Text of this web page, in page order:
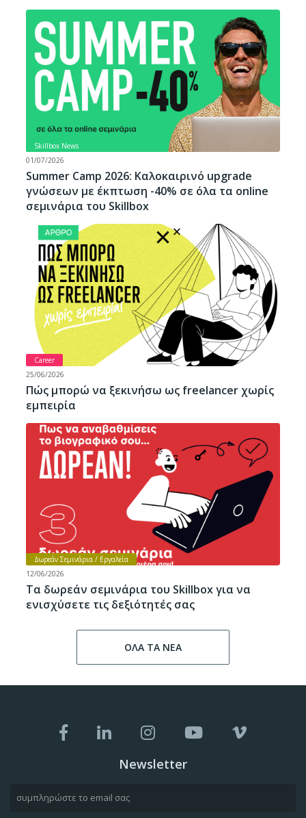
Skillbox News
01/07/2026
Summer Camp 2026: Καλοκαιρινό upgrade
γνώσεων με έκπτωση -40% σε όλα τα online
σεμινάρια του Skillbox
Career
25/06/2026
Πώς μπορώ να ξεκινήσω ως freelancer χωρίς
εμπειρία
Δωρεάν Σεμινάρια / Εργαλεία
12/06/2026
Τα δωρεάν σεμινάρια του Skillbox για να
ενισχύσετε τις δεξιότητές σας
ΟΛΑ ΤΑ ΝΕΑ
Newsletter